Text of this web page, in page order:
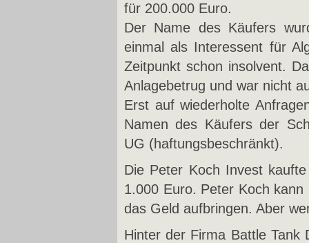
für 200.000 Euro.
Der Name des Käufers
einmal als Interessent für
Zeitpunkt schon insolvent.
Anlagebetrug und war nicht
Erst auf wiederholte
Namen des Käufers der
UG (haftungsbeschränkt).
Die Peter Koch Invest
1.000 Euro. Peter Koch
das Geld aufbringen. Aber
Hinter der Firma Battle Tank